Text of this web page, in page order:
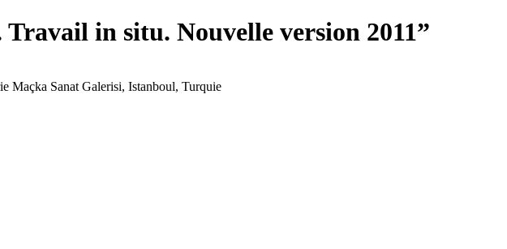
Travail in situ. Nouvelle version 2011”
Maçka Sanat Galerisi, Istanboul, Turquie